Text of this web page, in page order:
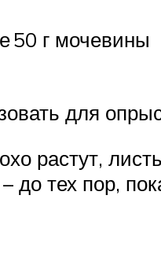
50 г мочевины
для
растут,
тех пор,